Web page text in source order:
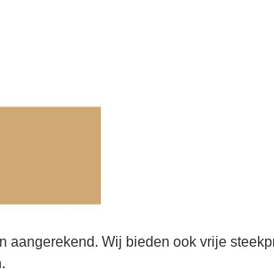
aangerekend. Wij bieden ook vrije